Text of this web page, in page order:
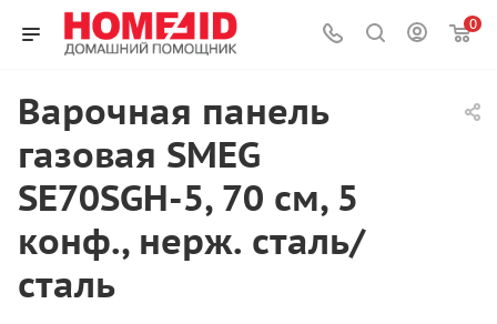
0
Варочная панель
газовая SMEG
SE70SGH-5, 70 см, 5
конф., нерж. сталь/
сталь